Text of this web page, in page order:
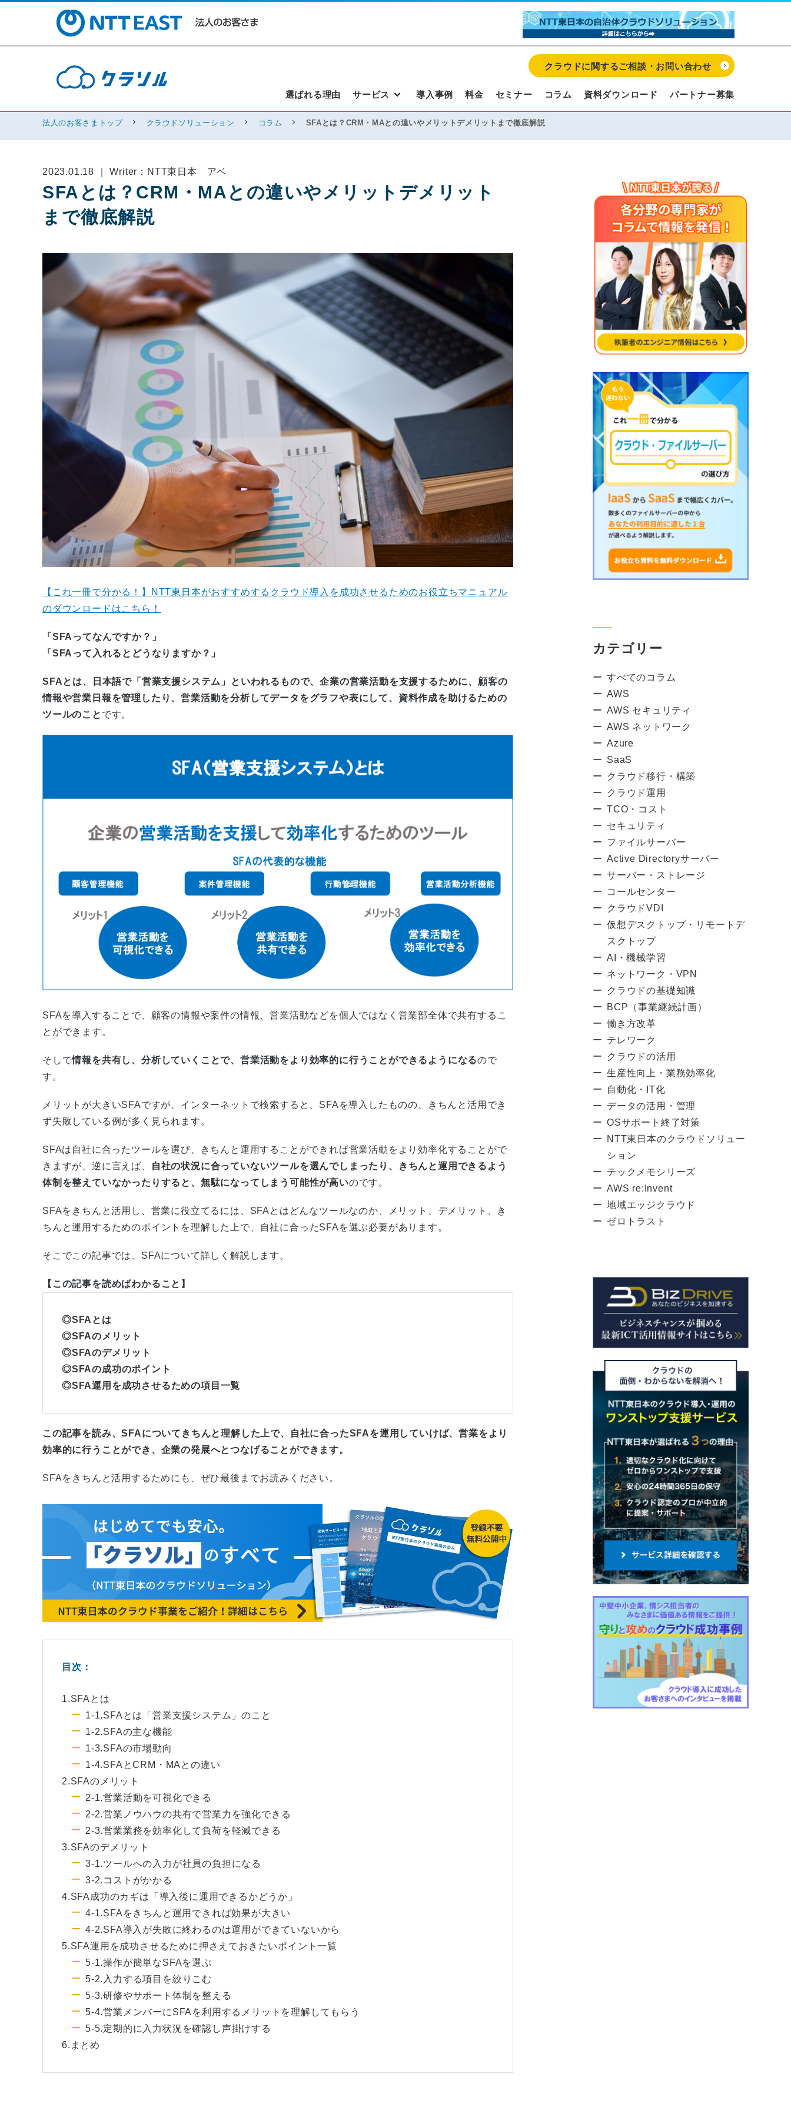
選ばれる理由 サービス 導入事例 料金 セミナー コラム 資料ダウンロード パートナー募集
クラウドに関するご相談・お問い合わせ
法人のお客さまトップ クラウドソリューション コラム SFAとは？CRM・MAとの違いやメリットデメリットまで徹底解説
2023.01.18 ｜ Writer：NTT東日本 アベ
SFAとは？CRM・MAとの違いやメリットデメリット
まで徹底解説
【これ一冊で分かる！】NTT東日本がおすすめするクラウド導入を成功させるためのお役立ちマニュアル
のダウンロードはこちら！
「SFAってなんですか？」
「SFAって入れるとどうなりますか？」
SFAとは、日本語で「営業支援システム」といわれるもので、企業の営業活動を支援するために、顧客の
情報や営業日報を管理したり、営業活動を分析してデータをグラフや表にして、資料作成を助けるための
ツールのこと です。
SFAを導入することで、顧客の情報や案件の情報、営業活動などを個人ではなく営業部全体で共有するこ
とができます。
そして情報を共有し、分析していくことで、営業活動をより効率的に行うことができるようになるので
す。
メリットが大きいSFAですが、インターネットで検索すると、SFAを導入したものの、きちんと活用でき
ず失敗している例が多く見られます。
SFAは自社に合ったツールを選び、きちんと運用することができれば営業活動をより効率化することがで
きますが、逆に言えば、
自社の状況に合っていないツールを選んでしまったり、きちんと運用できるよう
体制を整えていなかったりすると、無駄になってしまう可能性が高いのです。
SFAをきちんと活用し、営業に役立てるには、SFAとはどんなツールなのか、メリット、デメリット、き
ちんと運用するためのポイントを理解した上で、自社に合ったSFAを選ぶ必要があります。
そこでこの記事では、SFAについて詳しく解説します。
【この記事を読めばわかること】
◎SFAとは
◎SFAのメリット
◎SFAのデメリット
◎SFAの成功のポイント
◎SFA運用を成功させるための項目一覧
この記事を読み、SFAについてきちんと理解した上で、自社に合ったSFAを運用していけば、営業をより
効率的に行うことができ、企業の発展へとつなげることができます。
SFAをきちんと活用するためにも、ぜひ最後までお読みください。
目次：
1.SFAとは
1-1.SFAとは「営業支援システム」のこと
1-2.SFAの主な機能
1-3.SFAの市場動向
1-4.SFAとCRM・MAとの違い
2.SFAのメリット
2-1.営業活動を可視化できる
2-2.営業ノウハウの共有で営業力を強化できる
2-3.営業業務を効率化して負荷を軽減できる
3.SFAのデメリット
3-1.ツールへの入力が社員の負担になる
3-2.コストがかかる
4.SFA成功のカギは「導入後に運用できるかどうか」
4-1.SFAをきちんと運用できれば効果が大きい
4-2.SFA導入が失敗に終わるのは運用ができていないから
5.SFA運用を成功させるために押さえておきたいポイント一覧
5-1.操作が簡単なSFAを選ぶ
5-2.入力する項目を絞りこむ
5-3.研修やサポート体制を整える
5-4.営業メンバーにSFAを利用するメリットを理解してもらう
5-5.定期的に入力状況を確認し声掛けする
6.まとめ
カテゴリー
すべてのコラム
AWS
AWS セキュリティ
AWS ネットワーク
Azure
SaaS
クラウド移行・構築
クラウド運用
TCO・コスト
セキュリティ
ファイルサーバー
Active Directoryサーバー
サーバー・ストレージ
コールセンター
クラウドVDI
仮想デスクトップ・リモートデ
スクトップ
AI・機械学習
ネットワーク・VPN
クラウドの基礎知識
BCP（事業継続計画）
働き方改革
テレワーク
クラウドの活用
生産性向上・業務効率化
自動化・IT化
データの活用・管理
OSサポート終了対策
NTT東日本のクラウドソリュー
ション
テックメモシリーズ
AWS re:Invent
地域エッジクラウド
ゼロトラスト